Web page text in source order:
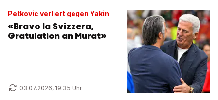
Petkovic verliert gegen Yakin
«Bravo la Svizzera,
Gratulation an Murat»
03.07.2026, 19:35 Uhr